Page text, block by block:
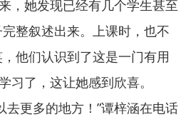
，她发现已经有几个学生甚至
整叙述出来。上课时，也不
他们认识到了这是一门有用
习了，这让她感到欣喜。
更多的地方！”谭梓涵在电话